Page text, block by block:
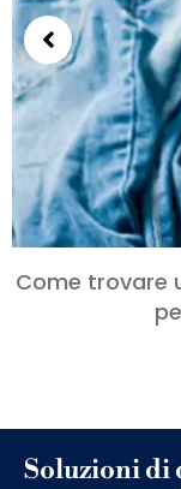
Come trovare
Soluzioni di